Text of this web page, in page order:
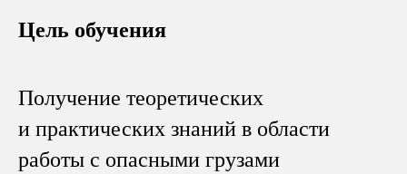
Цель обучения
Получение теоретических
и практических знаний в области
работы с опасными грузами